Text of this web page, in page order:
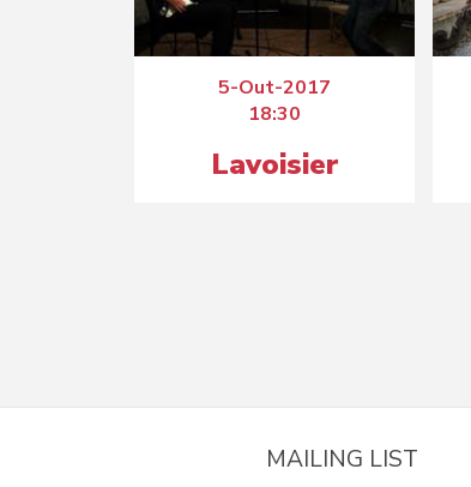
5-Out-2017
18:30
Lavoisier
MAILING LIST